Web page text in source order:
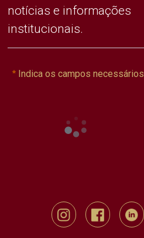
notícias e informações
institucionais.
Indica os campos necessários